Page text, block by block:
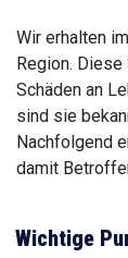
Wir erhalten
Region.
Schäden an
sind sie
Nachfolgend
damit
Wichtige